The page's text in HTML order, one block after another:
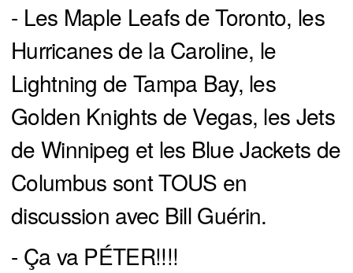
- Les Maple Leafs de Toronto, les
Hurricanes de la Caroline, le
Lightning de Tampa Bay, les
Golden Knights de Vegas, les Jets
de Winnipeg et les Blue Jackets de
Columbus sont TOUS en
discussion avec Bill Guérin.
- Ça va PÉTER!!!!